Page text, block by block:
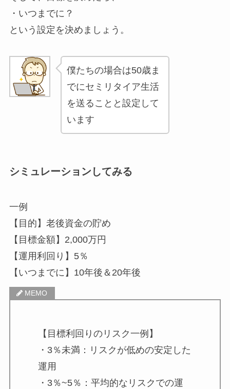
・いつまでに？
という設定を決めましょう。
僕たちの場合は50歳ま
でにセミリタイア生活
を送ることと設定して
います
シミュレーションしてみる
一例
【目的】老後資金の貯め
【目標金額】2,000万円
【運用利回り】5％
【いつまでに】10年後＆20年後
【目標利回りのリスク一例】
・3％未満：リスクが低めの安定した
運用
・3％~5％：平均的なリスクでの運